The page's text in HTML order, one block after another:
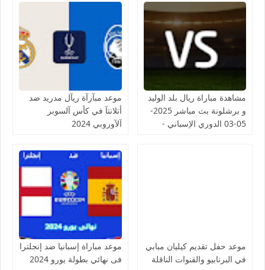
مشاهدة مباراة ريال بلد الوليد
و برشلونة بث مباشر 2025-
05-03 الدوري الإسباني -
موعد مبآرآة ريآل مدريد ضد
أتلانتآ في كأس آلسوبر
آلآوروبي 2024
موعد حفل تقديم كيليان مبابي
في البرنابيو والقنوات الناقلة
موعد مباراة إسبانيا ضد إنجلترا
فى نهائي بطولة يورو 2024